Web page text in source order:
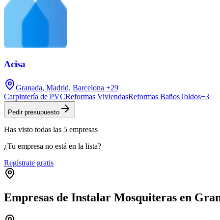
Acisa
Granada, Madrid, Barcelona +29
Carpintería de PVCReformas ViviendasReformas BañosToldos+3
Pedir presupuesto
Has visto todas las 5 empresas
¿Tu empresa no está en la lista?
Regístrate gratis
Empresas de Instalar Mosquiteras en